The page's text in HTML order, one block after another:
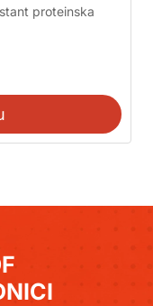
proteinska